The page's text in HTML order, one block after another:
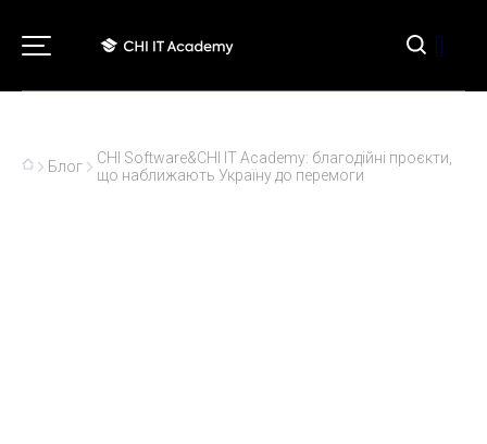
[]
Блог
CHI Software&CHI IT Academy: благодійні проєкти,
що наближають Україну до перемоги